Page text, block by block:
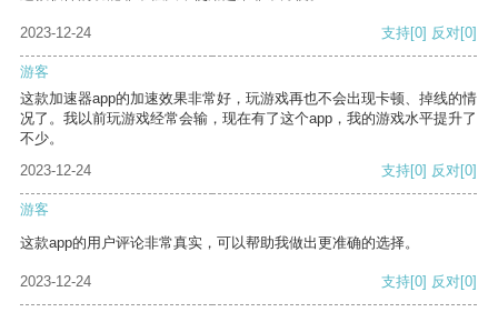
2023-12-24 支持[0] 反对[0]
游客
这款加速器app的加速效果非常好，玩游戏再也不会出现卡顿、掉线的情
况了。我以前玩游戏经常会输，现在有了这个app，我的游戏水平提升了
不少。
2023-12-24
支持[0] 反对[0]
游客
这款app的用户评论非常真实，可以帮助我做出更准确的选择。
2023-12-24 支持[0] 反对[0]